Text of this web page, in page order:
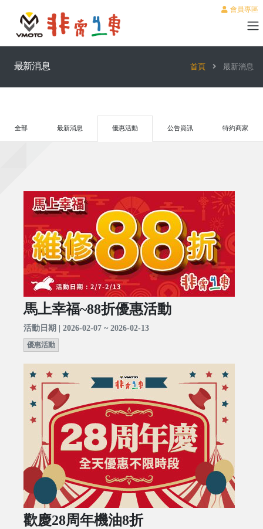
會員專區
最新消息 首頁 最新消息
全部 最新消息 優惠活動 公告資訊 特約商家
馬上幸福~88折優惠活動
活動日期 | 2026-02-07 ~ 2026-02-13
優惠活動
歡慶28周年機油8折